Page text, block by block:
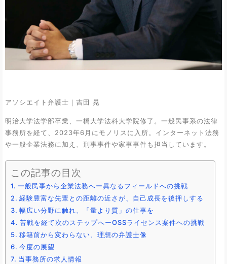
アソシエイト弁護士｜吉田 晃
明治大学法学部卒業、一橋大学法科大学院修了。一般民事系の法律
事務所を経て、2023年6月にモノリスに入所。インターネット法務
や一般企業法務に加え、刑事事件や家事事件も担当しています。
この記事の目次
一般民事から企業法務へー異なるフィールドへの挑戦
経験豊富な先輩との距離の近さが、自己成長を後押しする
幅広い分野に触れ、「量より質」の仕事を
苦戦を経て次のステップへーOSSライセンス案件への挑戦
移籍前から変わらない、理想の弁護士像
今度の展望
当事務所の求人情報